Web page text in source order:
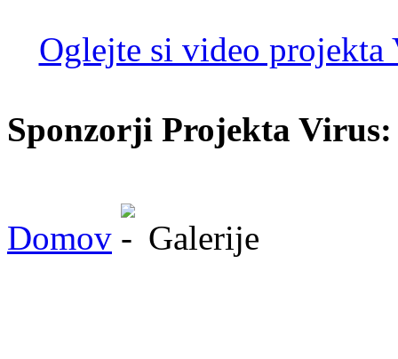
Oglejte si video projekta
Sponzorji Projekta Virus:
Domov Galerije